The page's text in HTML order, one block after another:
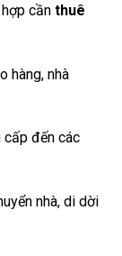
cần thuê
hàng, nhà
cấp đến các
nhà, di dời